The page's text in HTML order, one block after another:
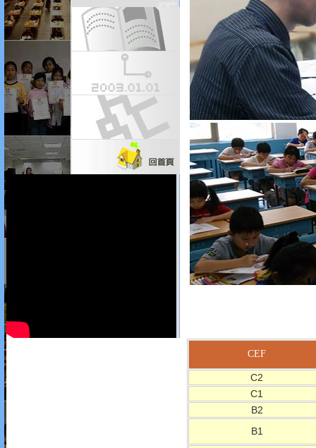
CEF
C2
C1
B2
B1